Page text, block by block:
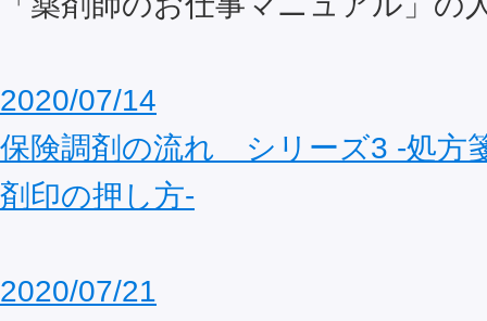
2020/07/14
保険調剤の流れ シリーズ3 ‐処方
剤印の押し方‐
2020/07/21